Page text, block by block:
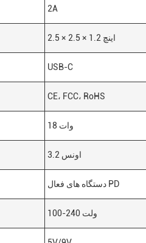
2A
2.5 × 2.5 × 1.2 اينچ
USB-C
CE، FCC، RoHS
18 وات
3.2 اونس
دستگاه های فعال PD
100-240 ولت